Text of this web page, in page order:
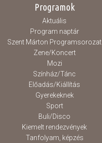
Programok
Aktuális
Program naptár
Szent Márton Programsorozat
Zene/Koncert
Mozi
Színház/Tánc
Előadás/Kiállítás
Gyerekeknek
Sport
Buli/Disco
Kiemelt rendezvények
Tanfolyam, képzés